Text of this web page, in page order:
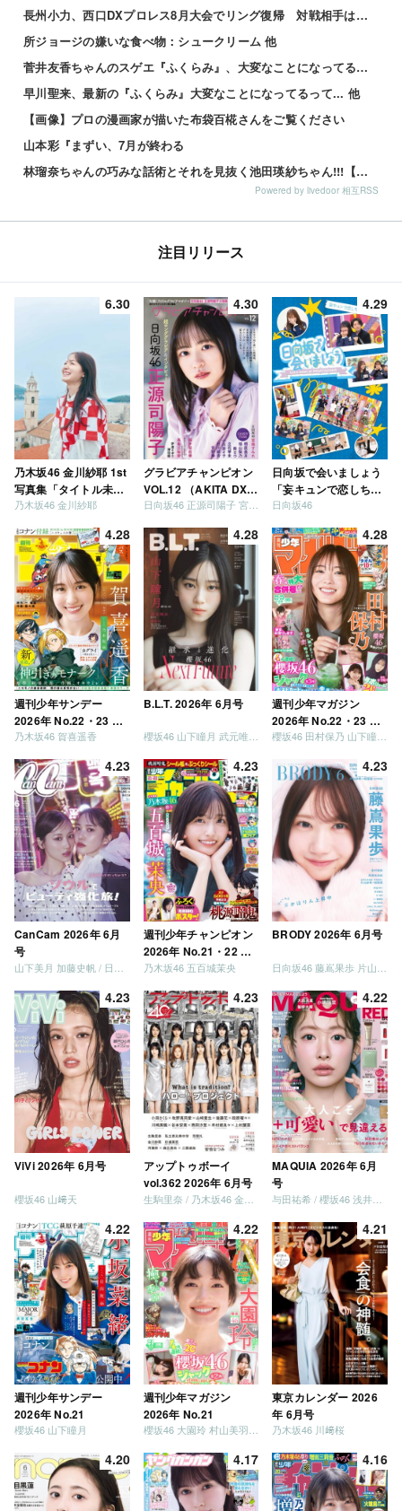
長州小力、西口DXプロレス8月大会でリング復帰 対戦相手はクロちゃん 他
所ジョージの嫌いな食べ物：シュークリーム 他
菅井友香ちゃんのスゲエ『ふくらみ』、大変なことになってるって... 他
早川聖来、最新の『ふくらみ』大変なことになってるって... 他
【画像】プロの漫画家が描いた布袋百椛さんをご覧ください
山本彩『まずい、7月が終わる
林瑠奈ちゃんの巧みな話術とそれを見抜く池田瑛紗ちゃん!!!【乃木坂46】
Powered by livedoor 相互RSS
注目リリース
6.30
乃木坂46 金川紗耶 1st
写真集「タイトル未
定」
乃木坂46 金川紗耶
4.30
グラビアチャンピオン
VOL.12 （AKITA DXシ
リーズ）
日向坂46 正源司陽子 宮地すみれ
4.29
日向坂で会いましょう
「妄キュンで恋しちゃ
いましょう」「どっち
う」「ご褒美でロケし
ましょう」「フレンド
リーになりましょう」
「笑って卒業を祝いま
しょう」 [Blu-ray]
日向坂46
4.28
週刊少年サンデー
2026年 No.22・23 合
併号
乃木坂46 賀喜遥香
4.28
B.L.T. 2026年 6月号
櫻坂46 山下瞳月 武元唯衣 / 乃木坂46 海邉朱莉
4.28
週刊少年マガジン
2026年 No.22・23 合
併号
4.23
CanCam 2026年 6月
号
4.23
週刊少年チャンピオン
2026年 No.21・22 合
併号
乃木坂46 五百城茉央
4.23
BRODY 2026年 6月号
4.23
ViVi 2026年 6月号
櫻坂46 山﨑天
4.23
アップトゥボーイ
vol.362 2026年 6月号
4.22
MAQUIA 2026年 6月
号
4.22
週刊少年サンデー
2026年 No.21
櫻坂46 山下瞳月
4.22
週刊少年マガジン
2026年 No.21
櫻坂46 大園玲 村山美羽 稲熊ひな
4.21
東京カレンダー 2026
年 6月号
乃木坂46 川﨑桜
4.20 4.17 4.16